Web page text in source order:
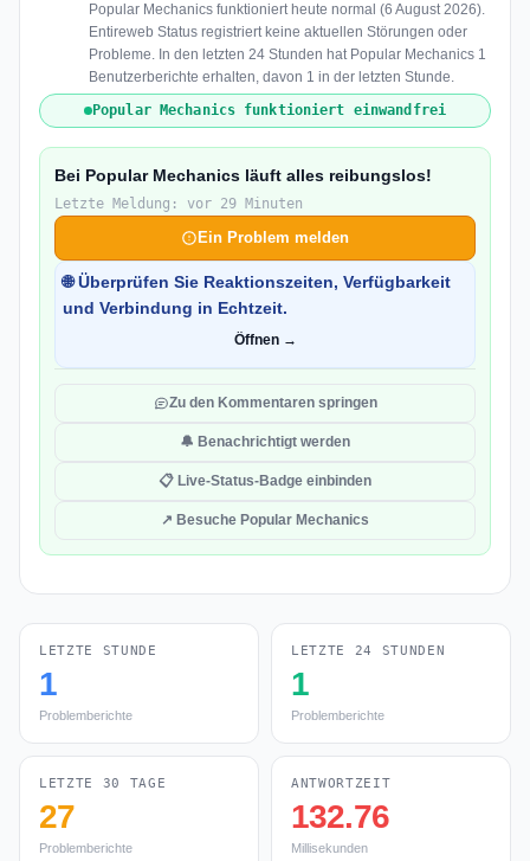
Popular Mechanics funktioniert heute normal (6 August 2026).
Entireweb Status registriert keine aktuellen Störungen oder
Probleme. In den letzten 24 Stunden hat Popular Mechanics 1
Benutzerberichte erhalten, davon 1 in der letzten Stunde.
Popular Mechanics funktioniert einwandfrei
Bei Popular Mechanics läuft alles reibungslos!
Letzte Meldung: vor 29 Minuten
Ein Problem melden
🌐 Überprüfen Sie Reaktionszeiten, Verfügbarkeit
und Verbindung in Echtzeit.
Öffnen →
Zu den Kommentaren springen
🔔 Benachrichtigt werden
📋 Live-Status-Badge einbinden
↗ Besuche Popular Mechanics
LETZTE STUNDE
1
Problemberichte
LETZTE 24 STUNDEN
1
Problemberichte
LETZTE 30 TAGE
27
Problemberichte
ANTWORTZEIT
132.76
Millisekunden